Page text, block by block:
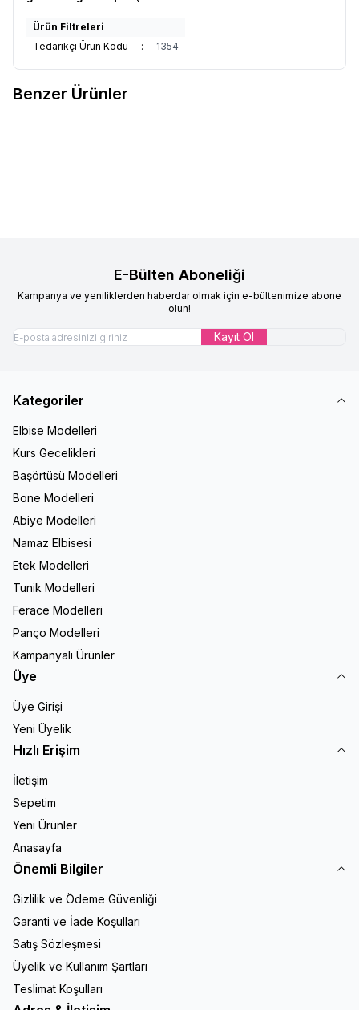
Ürün Filtreleri
Tedarikçi Ürün Kodu
: 1354
Benzer Ürünler
E-Bülten Aboneliği
Kampanya ve yeniliklerden haberdar olmak için e-bültenimize abone
olun!
Kayıt Ol
Kategoriler
Elbise Modelleri
Kurs Gecelikleri
Başörtüsü Modelleri
Bone Modelleri
Abiye Modelleri
Namaz Elbisesi
Etek Modelleri
Tunik Modelleri
Ferace Modelleri
Panço Modelleri
Kampanyalı Ürünler
Üye
Üye Girişi
Yeni Üyelik
Hızlı Erişim
İletişim
Sepetim
Yeni Ürünler
Anasayfa
Önemli Bilgiler
Gizlilik ve Ödeme Güvenliği
Garanti ve İade Koşulları
Satış Sözleşmesi
Üyelik ve Kullanım Şartları
Teslimat Koşulları